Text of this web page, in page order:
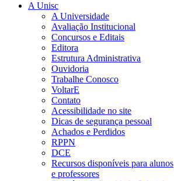
A Unisc
A Universidade
Avaliação Institucional
Concursos e Editais
Editora
Estrutura Administrativa
Ouvidoria
Trabalhe Conosco
VoltarE
Contato
Acessibilidade no site
Dicas de segurança pessoal
Achados e Perdidos
RPPN
DCE
Recursos disponíveis para alunos
e professores